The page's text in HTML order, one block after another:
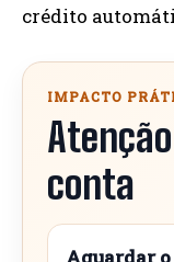
crédito
IMPACTO
conta
Aguardar